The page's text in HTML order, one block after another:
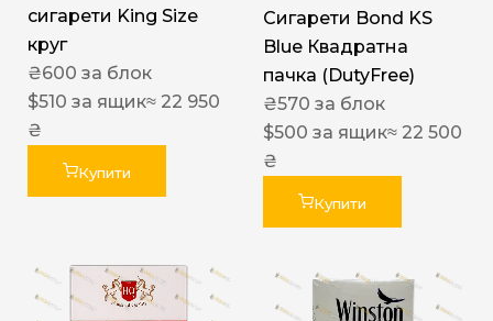
сигарети King Size
круг
₴600 за блок
$510 за ящик≈ 22 950
₴
Купити
Сигарети Bond KS
Blue Квадратна
пачка (DutyFree)
₴570 за блок
$500 за ящик≈ 22 500
₴
Купити